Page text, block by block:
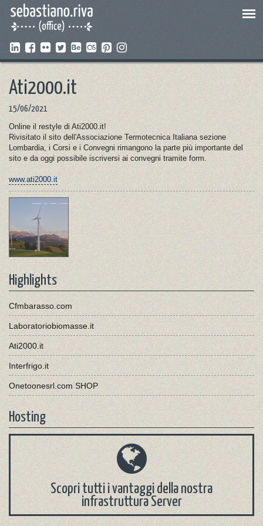
Ati2000.it
15/06/2021
Online il restyle di Ati2000.it!
Rivisitato il sito dell'Associazione Termotecnica Italiana sezione
Lombardia, i Corsi e i Convegni rimangono la parte più importante del
sito e da oggi possibile iscriversi ai convegni tramite form.
www.ati2000.it
Highlights
Cfmbarasso.com
Laboratoriobiomasse.it
Ati2000.it
Interfrigo.it
Onetoonesrl.com SHOP
Hosting
Scopri tutti i vantaggi della nostra
infrastruttura Server